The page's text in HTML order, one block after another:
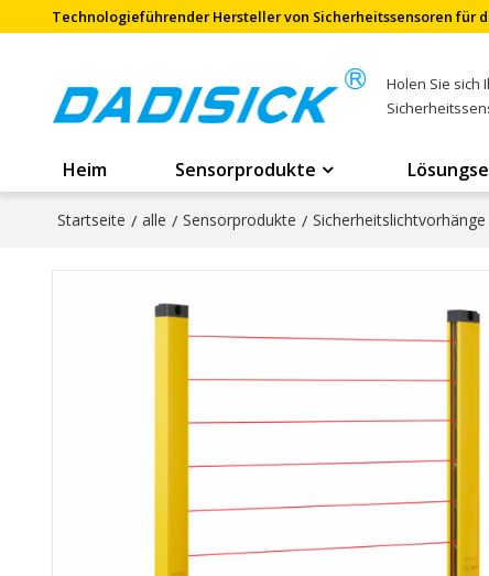
Technologieführender Hersteller von Sicherheitssensoren für
Holen Sie sich
Heim Sensorprodukte
Startseite / alle / Sensorprodukte / Sicherheitslichtvorhänge